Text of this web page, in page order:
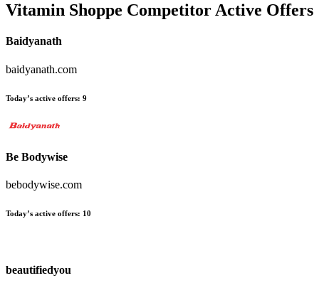
Vitamin Shoppe Competitor Active Offers
Baidyanath
baidyanath.com
Today’s active offers: 9
Be Bodywise
bebodywise.com
Today’s active offers: 10
beautifiedyou